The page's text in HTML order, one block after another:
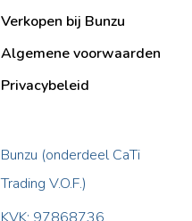
Verkopen bij Bunzu
Algemene voorwaarden
Privacybeleid
Bunzu (onderdeel CaTi
Trading V.O.F.)